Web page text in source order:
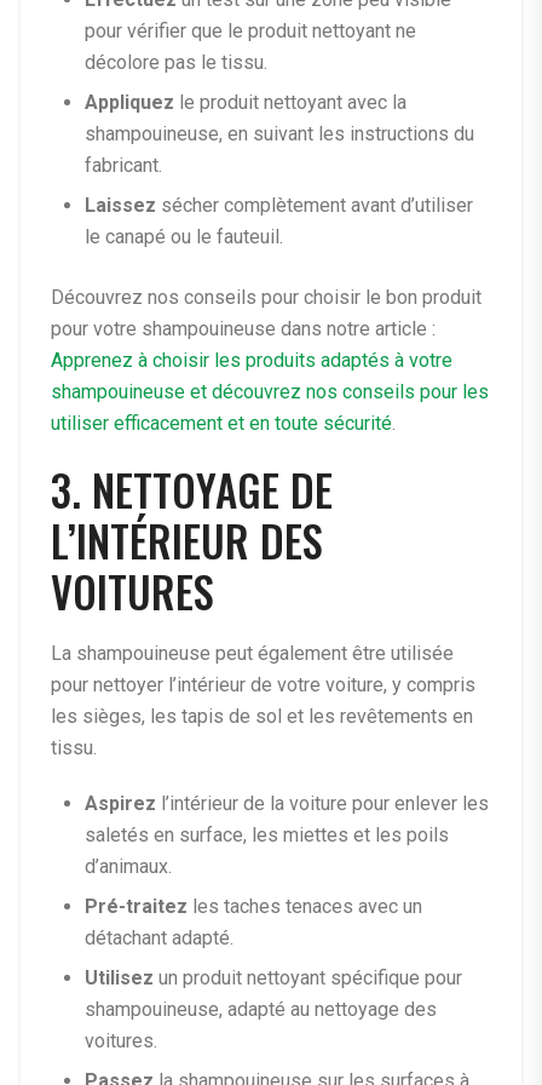
pour vérifier que le produit nettoyant ne
décolore pas le tissu.
Appliquez le produit nettoyant avec la
shampouineuse, en suivant les instructions du
fabricant.
Laissez sécher complètement avant d’utiliser
le canapé ou le fauteuil.
Découvrez nos conseils pour choisir le bon produit
pour votre shampouineuse dans notre article :
Apprenez à choisir les produits adaptés à votre
shampouineuse et découvrez nos conseils pour les
utiliser efficacement et en toute sécurité.
3. NETTOYAGE DE
L’INTÉRIEUR DES
VOITURES
La shampouineuse peut également être utilisée
pour nettoyer l’intérieur de votre voiture, y compris
les sièges, les tapis de sol et les revêtements en
tissu.
Aspirez l’intérieur de la voiture pour enlever les
saletés en surface, les miettes et les poils
d’animaux.
Pré-traitez les taches tenaces avec un
détachant adapté.
Utilisez un produit nettoyant spécifique pour
shampouineuse, adapté au nettoyage des
voitures.